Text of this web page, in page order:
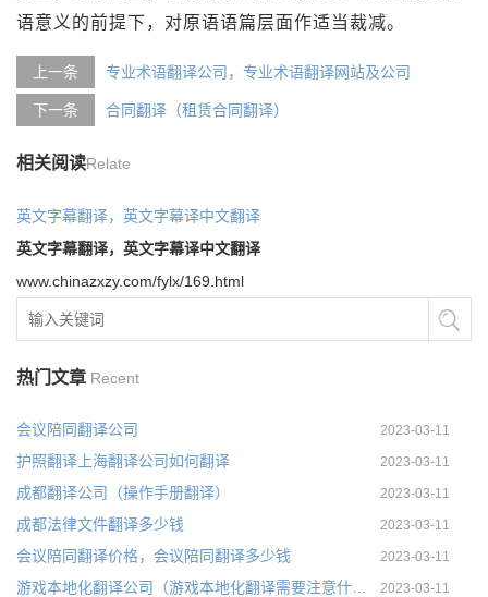
语意义的前提下，对原语语篇层面作适当裁减。
上一条 专业术语翻译公司，专业术语翻译网站及公司
下一条 合同翻译（租赁合同翻译）
相关阅读Relate
英文字幕翻译，英文字幕译中文翻译
英文字幕翻译，英文字幕译中文翻译
www.chinazxzy.com/fylx/169.html
热门文章 Recent
会议陪同翻译公司 2023-03-11
护照翻译上海翻译公司如何翻译 2023-03-11
成都翻译公司（操作手册翻译） 2023-03-11
成都法律文件翻译多少钱 2023-03-11
会议陪同翻译价格，会议陪同翻译多少钱 2023-03-11
2023-03-11